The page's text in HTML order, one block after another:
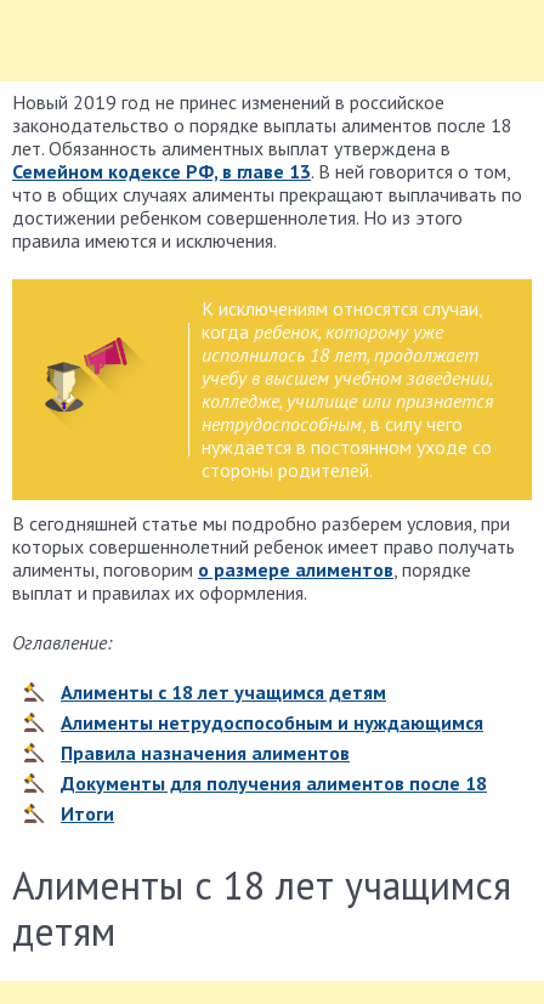
Новый 2019 год не принес изменений в российское
законодательство о порядке выплаты алиментов после 18
лет. Обязанность алиментных выплат утверждена в
Семейном кодексе РФ, в главе 13. В ней говорится о том,
что в общих случаях алименты прекращают выплачивать по
достижении ребенком совершеннолетия. Но из этого
правила имеются и исключения.
К исключениям относятся случаи,
когда ребенок, которому уже
исполнилось 18 лет, продолжает
учебу в высшем учебном заведении,
колледже, училище или признается
нетрудоспособным, в силу чего
нуждается в постоянном уходе со
стороны родителей.
В сегодняшней статье мы подробно разберем условия, при
которых совершеннолетний ребенок имеет право получать
алименты, поговорим о размере алиментов, порядке
выплат и правилах их оформления.
Оглавление:
Алименты с 18 лет учащимся детям
Алименты нетрудоспособным и нуждающимся
Правила назначения алиментов
Документы для получения алиментов после 18
Итоги
Алименты с 18 лет учащимся
детям